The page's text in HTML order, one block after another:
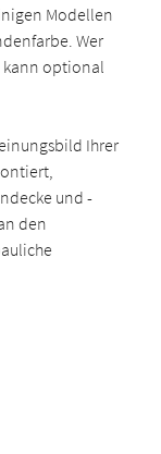
Modellen
Wer
kann optional
Ihrer
und -
den